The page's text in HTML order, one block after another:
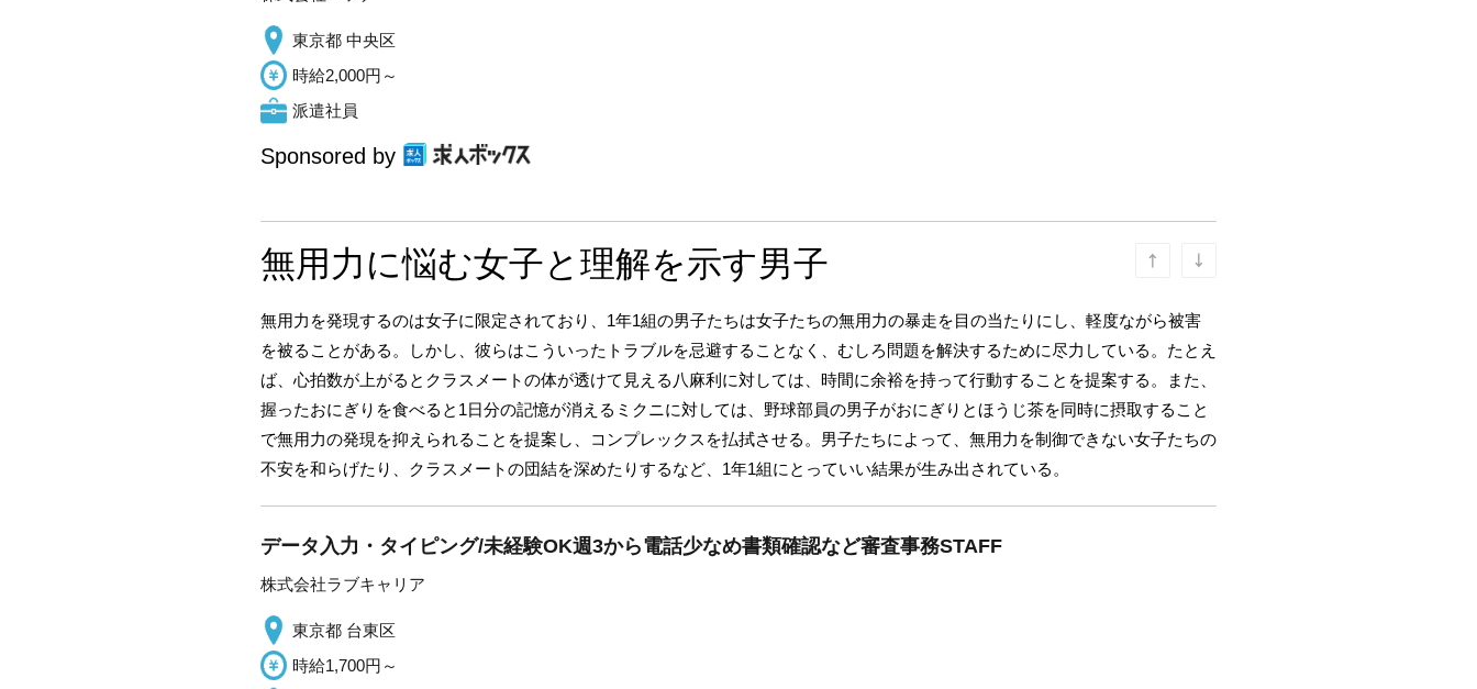
東京都 中央区
時給2,000円～
派遣社員
Sponsored by
無用力に悩む女子と理解を示す男子
無用力を発現するのは女子に限定されており、1年1組の男子たちは女子たちの無用力の暴走を目の当たりにし、軽度ながら被害
を被ることがある。しかし、彼らはこういったトラブルを忌避することなく、むしろ問題を解決するために尽力している。たとえ
ば、心拍数が上がるとクラスメートの体が透けて見える八麻利に対しては、時間に余裕を持って行動することを提案する。また、
握ったおにぎりを食べると1日分の記憶が消えるミクニに対しては、野球部員の男子がおにぎりとほうじ茶を同時に摂取すること
で無用力の発現を抑えられることを提案し、コンプレックスを払拭させる。男子たちによって、無用力を制御できない女子たちの
不安を和らげたり、クラスメートの団結を深めたりするなど、1年1組にとっていい結果が生み出されている。
データ入力・タイピング/未経験OK週3から電話少なめ書類確認など審査事務STAFF
株式会社ラブキャリア
東京都 台東区
時給1,700円～